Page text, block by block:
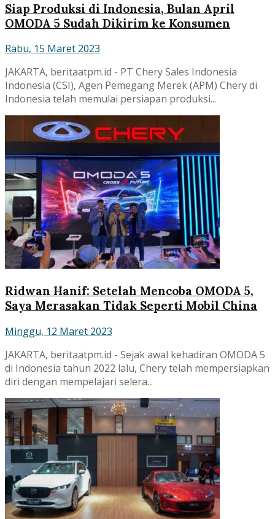
Siap Produksi di Indonesia, Bulan April
OMODA 5 Sudah Dikirim ke Konsumen
Rabu, 15 Maret 2023
JAKARTA, beritaatpm.id - PT Chery Sales Indonesia
Indonesia (CSI), Agen Pemegang Merek (APM) Chery di
Indonesia telah memulai persiapan produksi...
Ridwan Hanif: Setelah Mencoba OMODA 5,
Saya Merasakan Tidak Seperti Mobil China
Minggu, 12 Maret 2023
JAKARTA, beritaatpm.id - Sejak awal kehadiran OMODA 5
di Indonesia tahun 2022 lalu, Chery telah mempersiapkan
diri dengan mempelajari selera...